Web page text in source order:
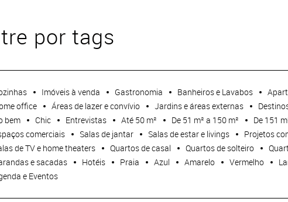
por tags
Imóveis à venda Gastronomia Banheiros e Lavabos
office
Áreas de lazer e convívio Jardins e áreas externas
bem
Chic Entrevistas Até 50 m² De 51 m² a 150 m² De 151
comerciais
Salas de jantar Salas de estar e livings Projetos
de TV e home theaters
Quartos de casal Quartos de solteiro
e sacadas
Hotéis Praia Azul Amarelo Vermelho
e Eventos